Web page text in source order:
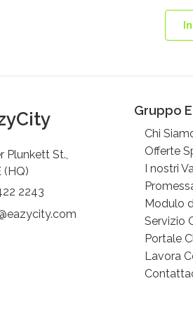
Plunkett St.,
(HQ)
2243
Gruppo
Chi
Offerte
I nostri
Modulo
Servizio
Portale
Lavora